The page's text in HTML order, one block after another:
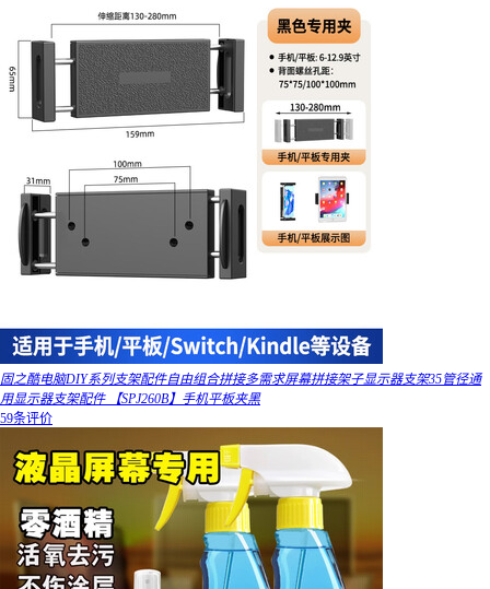
固之酷电脑DIY系列支架配件自由组合拼接多需求屏幕拼接架子显示器支架35管径通
用显示器支架配件 【SPJ260B】手机平板夹黑
59条评价